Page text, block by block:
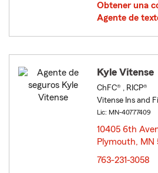
Obtener una
Agente de
Kyle Vitense
ChFC® , RICP®
Vitense Ins and
Lic: MN-40777409
10405 6th
Plymouth, MN
763-231-3058